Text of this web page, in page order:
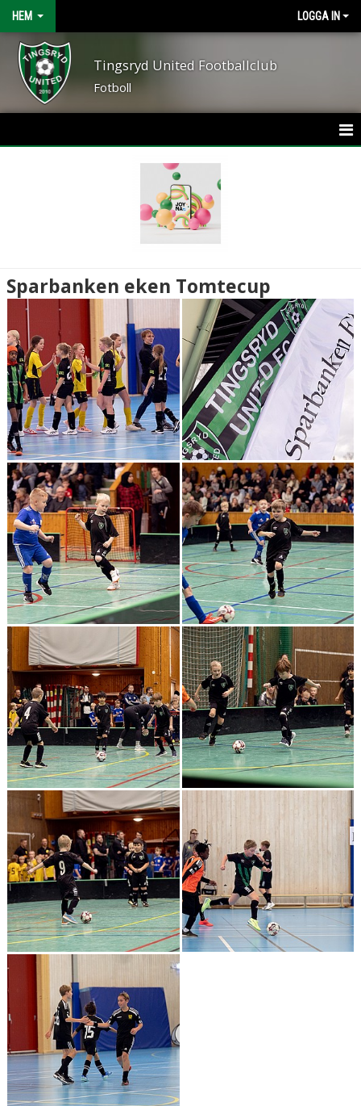
HEM LOGGA IN
Tingsryd United Footballclub
Fotboll
KALENDER
BILDGALLERI
DOKUMENT
VÅRA LAG/TRÄNARE
MATCHER
STYRELSEN
HISTORIK
PROJEKT
Sparbanken eken Tomtecup